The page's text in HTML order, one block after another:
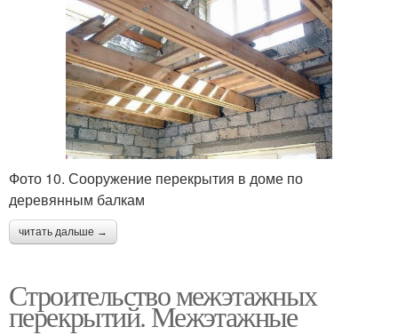
Фото 10. Сооружение перекрытия в доме по
деревянным балкам
читать дальше →
Строительство межэтажных
перекрытий. Межэтажные